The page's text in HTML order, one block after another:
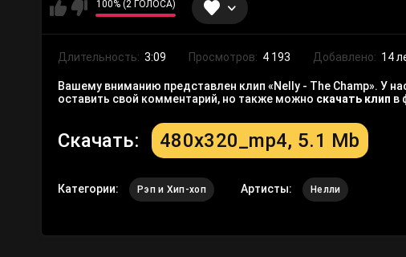
100% (2 ГОЛОСА)
Длительность: 3:09 Просмотров: 4 193 Добавлено: 14
Вашему вниманию представлен клип «Nelly - The Champ». У
оставить свой комментарий, но также можно скачать клип в
Скачать: 480x320_mp4, 5.1 Mb
Категории: Рэп и Хип-хоп Артисты: Нелли